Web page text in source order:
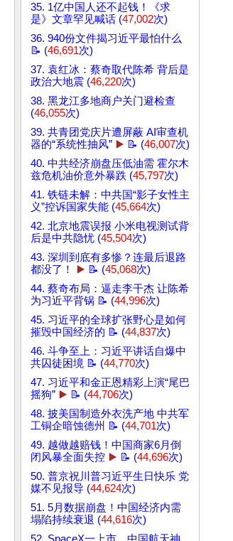
35. 1亿中国人还不起钱！《求
是》文章罕见喊话 (47,002次)
36. 940份文件揭习近平最怕什么
📝 (46,691次)
37. 袁红冰：蔡奇取代陈希 背后是
政治大地震 (46,220次)
38. 黑龙江多地商户关门避检查
(46,055次)
39. 共青团党庆片遭屏蔽 AI审查机
器的“系统性抽风” ▶️ 📝 (46,007次)
40. 中共经济崩盘压低油需 霍尔木
兹危机油价意外暴跌 (45,797次)
41. 铁链未解：中共国“影子女性主
义”控诉国家失能 (45,664次)
42. 北京地震误报 小米电视测试背
后是中共隐忧 (45,504次)
43. 深圳到底有多惨？连最后退路
都没了！
▶️ 📝 (45,068次)
44. 蔡奇布局：逼走李干杰 让陈希
为习近平背锅 📝 (44,996次)
45. 习近平的全球扩张野心是如何
摧毁中国经济的 📝 (44,837次)
46. 斗争至上：习近平讲话自爆中
共囚徒困境 📝 (44,770次)
47. 习近平和金正恩精彩上演“尾巴
摇狗” ▶️ 📝 (44,706次)
48. 披美国制造外衣洗产地 中共军
工铜企暗蚀德州 📝 (44,701次)
49. 越做越赔钱！中国商家6月倒
闭风暴全面失控 ▶️ 📝 (44,696次)
50. 普京祝川普习近平生日快乐 党
媒不见报导 (44,624次)
51. 5月数据崩盘！中国经济内需
塌陷持续衰退 (44,616次)